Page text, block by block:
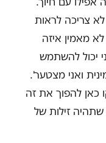
צריכה לראות
מאמין איזה
יכול להשתמש
ואני מצטער'.
כאן להפוך את זה
זילות של